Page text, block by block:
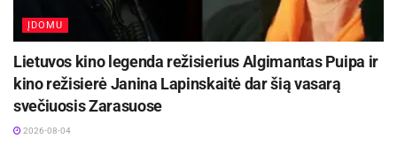
ĮDOMU
Lietuvos kino legenda režisierius Algimantas Puipa ir
kino režisierė Janina Lapinskaitė dar šią vasarą
svečiuosis Zarasuose
2026-08-04